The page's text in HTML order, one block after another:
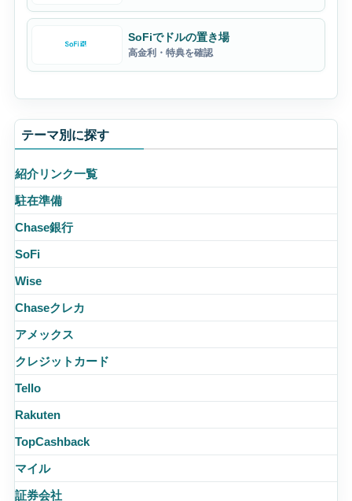
SoFiでドルの置き場
高金利・特典を確認
テーマ別に探す
紹介リンク一覧
駐在準備
Chase銀行
SoFi
Wise
Chaseクレカ
アメックス
クレジットカード
Tello
Rakuten
TopCashback
マイル
証券会社